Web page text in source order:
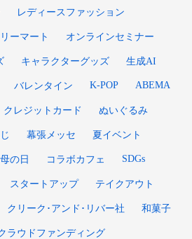
レディースファッション
ーマート オンラインセミナー
キャラクターグッズ 生成AI
バレンタイン K-POP ABEMA
クレジットカード ぬいぐるみ
幕張メッセ 夏イベント
母の日 コラボカフェ SDGs
スタートアップ テイクアウト
クリーク･アンド･リバー社 和菓子
ラウドファンディング